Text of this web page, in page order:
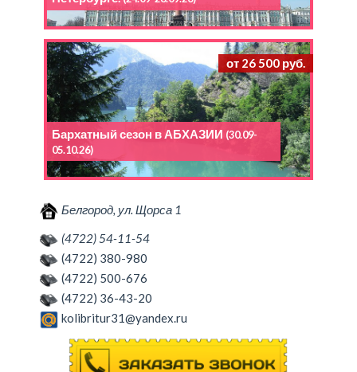
от 26 500 руб.
Бархатный сезон в АБХАЗИИ (30.09-
05.10.26)
Белгород, ул. Щорса 1
(4722) 54-11-54
(4722) 380-980
(4722) 500-676
(4722) 36-43-20
kolibritur31@yandex.ru